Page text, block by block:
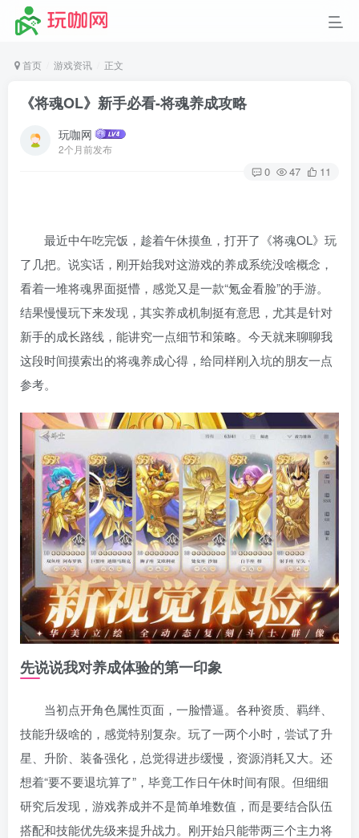
首页 游戏资讯 正文
《将魂OL》新手必看-将魂养成攻略
玩咖网
2个月前发布
0 47 11
最近中午吃完饭，趁着午休摸鱼，打开了《将魂OL》玩
了几把。说实话，刚开始我对这游戏的养成系统没啥概念，
看着一堆将魂界面挺懵，感觉又是一款“氪金看脸”的手游。
结果慢慢玩下来发现，其实养成机制挺有意思，尤其是针对
新手的成长路线，能讲究一点细节和策略。今天就来聊聊我
这段时间摸索出的将魂养成心得，给同样刚入坑的朋友一点
参考。
先说说我对养成体验的第一印象
当初点开角色属性页面，一脸懵逼。各种资质、羁绊、
技能升级啥的，感觉特别复杂。玩了一两个小时，尝试了升
星、升阶、装备强化，总觉得进步缓慢，资源消耗又大。还
想着“要不要退坑算了”，毕竟工作日午休时间有限。但细细
研究后发现，游戏养成并不是简单堆数值，而是要结合队伍
搭配和技能优先级来提升战力。刚开始只能带两三个主力将